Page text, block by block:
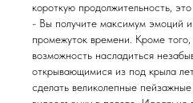
короткую продолжительность,
- Вы получите максимум эмоций
промежуток времени. Кроме
возможность насладиться
открывающимися из под крыла
сделать великолепные